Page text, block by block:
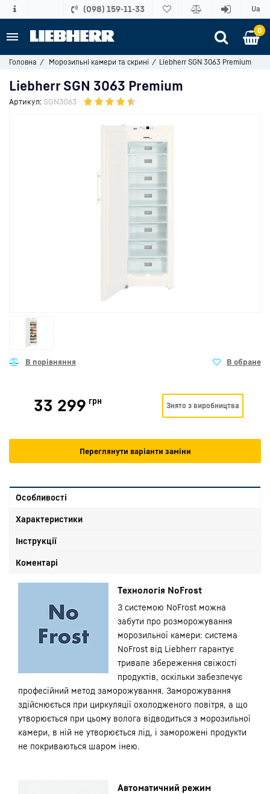
(098) 159-11-33 Ua
0
Головна Морозильні камери та скрині Liebherr SGN 3063 Premium
Liebherr SGN 3063 Premium
Артикул: SGN3063
33 299 грн Знято з виробництва
Переглянути варіанти заміни
Особливості
Характеристики
Інструкції
Коментарі
Технологія NoFrost
З системою NoFrost можна
забути про розморожування
морозильної камери: система
NoFrost від Liebherr гарантує
тривале збереження свіжості
продуктів, оскільки забезпечує
професійний метод заморожування. Заморожування
здійснюється при циркуляції охолодженого повітря, а що
утворюється при цьому волога відводиться з морозильної
камери, в ній не утворюється лід, і заморожені продукти
не покриваються шаром інею.
Автоматичний режим